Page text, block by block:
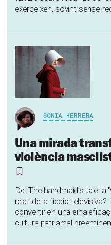
exerceixen, sovint sense
SONIA HERRERA
Una mirada
violència
De 'The handmaid's tale' a
relat de la ficció televisiva?
convertir en una eina
cultura patriarcal